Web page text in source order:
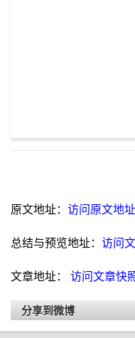
原文地址： 访问原文地址
总结与预览地址： 访问
文章地址： 访问文章快
分享到微博